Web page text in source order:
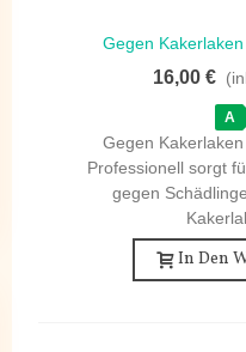
Schnellansicht
Gegen
Professionell -
16,00 €
A
Gegen
Professionell sorgt
gegen
In Den